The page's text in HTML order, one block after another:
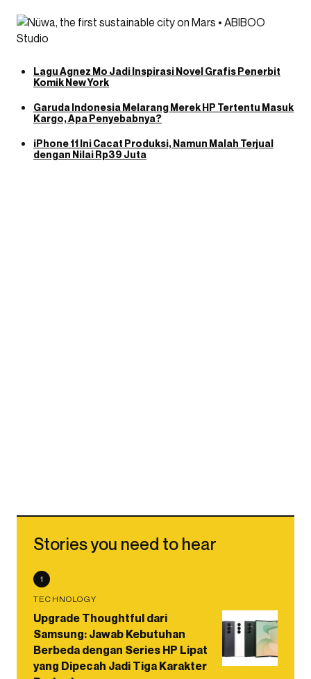
Lagu Agnez Mo Jadi Inspirasi Novel Grafis Penerbit
Komik New York
Garuda Indonesia Melarang Merek HP Tertentu Masuk
Kargo, Apa Penyebabnya?
iPhone 11 Ini Cacat Produksi, Namun Malah Terjual
dengan Nilai Rp39 Juta
Stories you need to hear
1
TECHNOLOGY
Upgrade Thoughtful dari
Samsung: Jawab Kebutuhan
Berbeda dengan Series HP Lipat
yang Dipecah Jadi Tiga Karakter